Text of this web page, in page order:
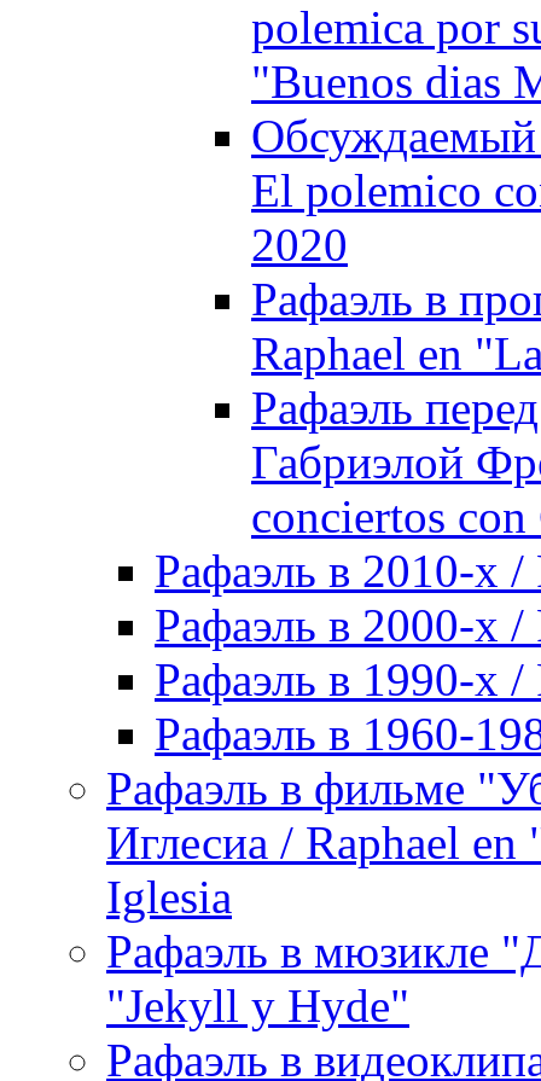
polemica por
"Buenos dias
Обсуждаемый
El polemico
2020
Рафаэль в
Raphael en
Рафаэль
Габриэлой
conciertos
Рафаэль в 2010-х /
Рафаэль в 2000-х /
Рафаэль в 1990-х /
Рафаэль в 1960-
Рафаэль в фильме
Иглесиа / Raphael
Iglesia
Рафаэль в мюзикле
"Jekyll y Hyde"
Рафаэль в